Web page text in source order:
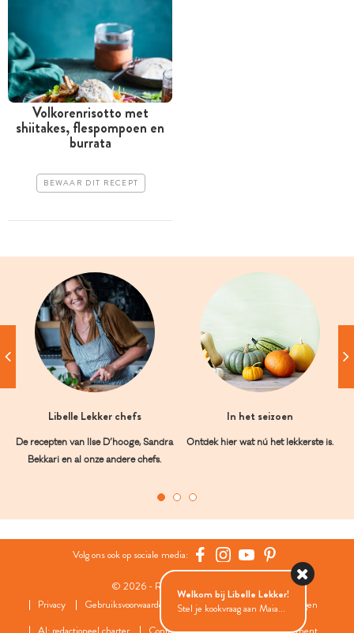
Volkorenrisotto met
shiitakes, flespompoen en
burrata
BEWAAR DIT RECEPT
Libelle Lekker chefs
De recepten van Ilse D’hooge, Sandra
Bekkari en al onze andere chefs.
In het seizoen
Ontdek hier wat nú het lekkerste is.
Volg ons ook op sociale media:
© 2026 - Roularta Media Group
Privacy
Gebruiksvoorwaarden Cookies
Cookies instellingen
Welkom bij Libelle Lekker!
Stel je kookvraag aan Maia...